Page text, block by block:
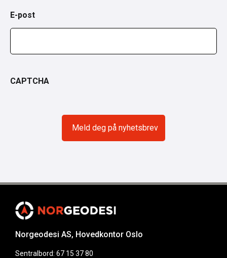
E-post
CAPTCHA
Norgeodesi AS, Hovedkontor Oslo
Sentralbord: 67 15 37 80